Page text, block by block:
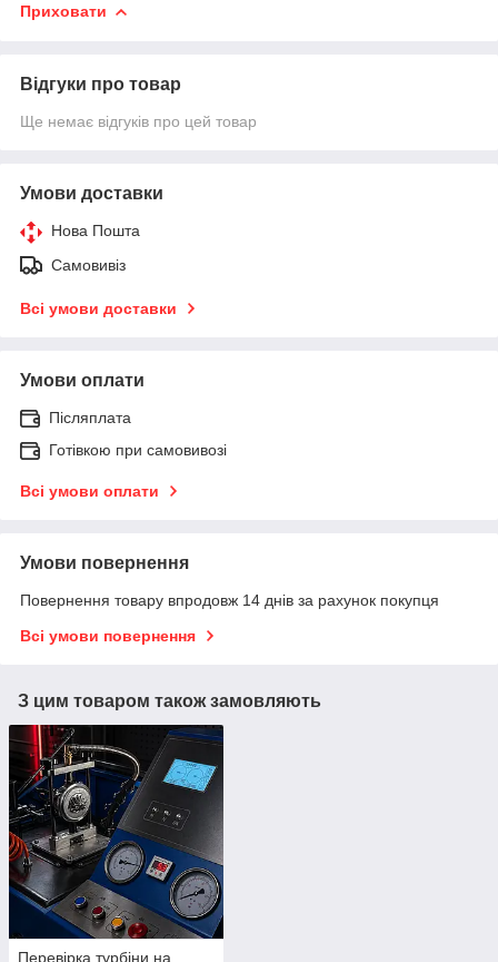
Приховати
Відгуки про товар
Ще немає відгуків про цей товар
Умови доставки
Нова Пошта
Самовивіз
Всі умови доставки
Умови оплати
Післяплата
Готівкою при самовивозі
Всі умови оплати
Умови повернення
Повернення товару впродовж 14 днів за рахунок покупця
Всі умови повернення
З цим товаром також замовляють
Перевірка турбіни на